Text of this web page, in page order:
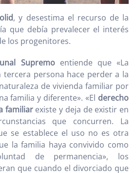
, y desestima el recurso de la
que debía prevalecer el interés
los progenitores.
Supremoentiende que «La
tercera persona hace perder a la
de vivienda familiar por
familia y diferente». «El derecho
familiarexiste y deja de existir en
que concurren. La
se establece el uso no es otra
la familia haya convivido como
de permanencia», los
que cuando el divorciado que